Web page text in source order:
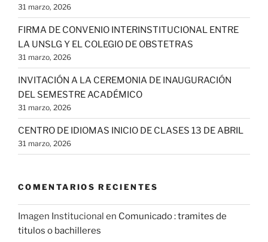
31 marzo, 2026
FIRMA DE CONVENIO INTERINSTITUCIONAL ENTRE
LA UNSLG Y EL COLEGIO DE OBSTETRAS
31 marzo, 2026
INVITACIÓN A LA CEREMONIA DE INAUGURACIÓN
DEL SEMESTRE ACADÉMICO
31 marzo, 2026
CENTRO DE IDIOMAS INICIO DE CLASES 13 DE ABRIL
31 marzo, 2026
COMENTARIOS RECIENTES
Imagen Institucional en Comunicado : tramites de
titulos o bachilleres